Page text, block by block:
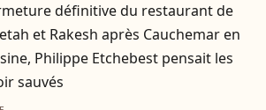
définitive du restaurant de
et Rakesh après Cauchemar en
Philippe Etchebest pensait les
sauvés